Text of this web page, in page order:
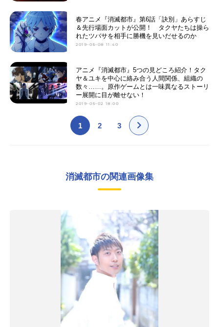
春アニメ『消滅都市』第6話「訣別」あらすじ
＆先行場面カットが公開！ タクヤたちは操ら
れたツバサを相手に勝機を見いだせるのか
2019-05-08 11:40
アニメ『消滅都市』5つの見どころ紹介！タク
ヤ＆ユキを中心に絡み合う人間関係、組織の
数々……。原作ゲームとは一味異なるストーリ
ー展開に目が離せない！
2019-05-02 18:00
1 2 3
消滅都市の関連画像集